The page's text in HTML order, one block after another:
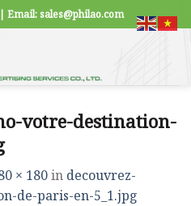
Email: sales@philao.com
votre-destination-
× 180in decouvrez-
de-paris-en-5_1.jpg